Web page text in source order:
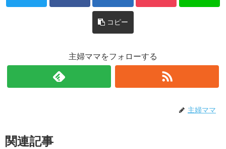
コピー
主婦ママをフォローする
主婦ママ
関連記事